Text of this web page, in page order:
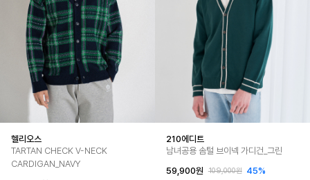
헬리오스
TARTAN CHECK V-NECK
CARDIGAN_NAVY
210에디트
남녀공용 솜털 브이넥 가디건_그린
59,900원
109,000원 45%